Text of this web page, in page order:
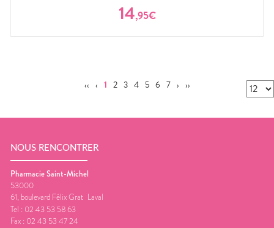
14,95€
‹‹ ‹ 1 2 3 4 5 6 7 › ››
NOUS RENCONTRER
Pharmacie Saint-Michel
53000
61, boulevard Félix Grat Laval
Tel : 02 43 53 58 63
Fax : 02 43 53 47 24